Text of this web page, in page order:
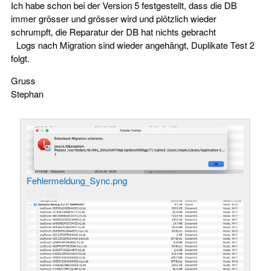
Ich habe schon bei der Version 5 festgestellt, dass die DB
immer grösser und grösser wird und plötzlich wieder
schrumpft, die Reparatur der DB hat nichts gebracht
Logs nach Migration sind wieder angehängt, Duplikate Test 2
folgt.
Gruss
Stephan
Fehlermeldung_Sync.png